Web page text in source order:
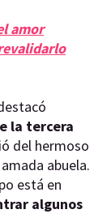
amor
la tercera
del hermoso
abuela.
está en
algunos